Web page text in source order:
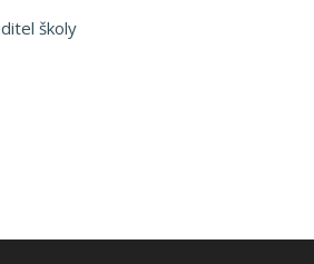
školy